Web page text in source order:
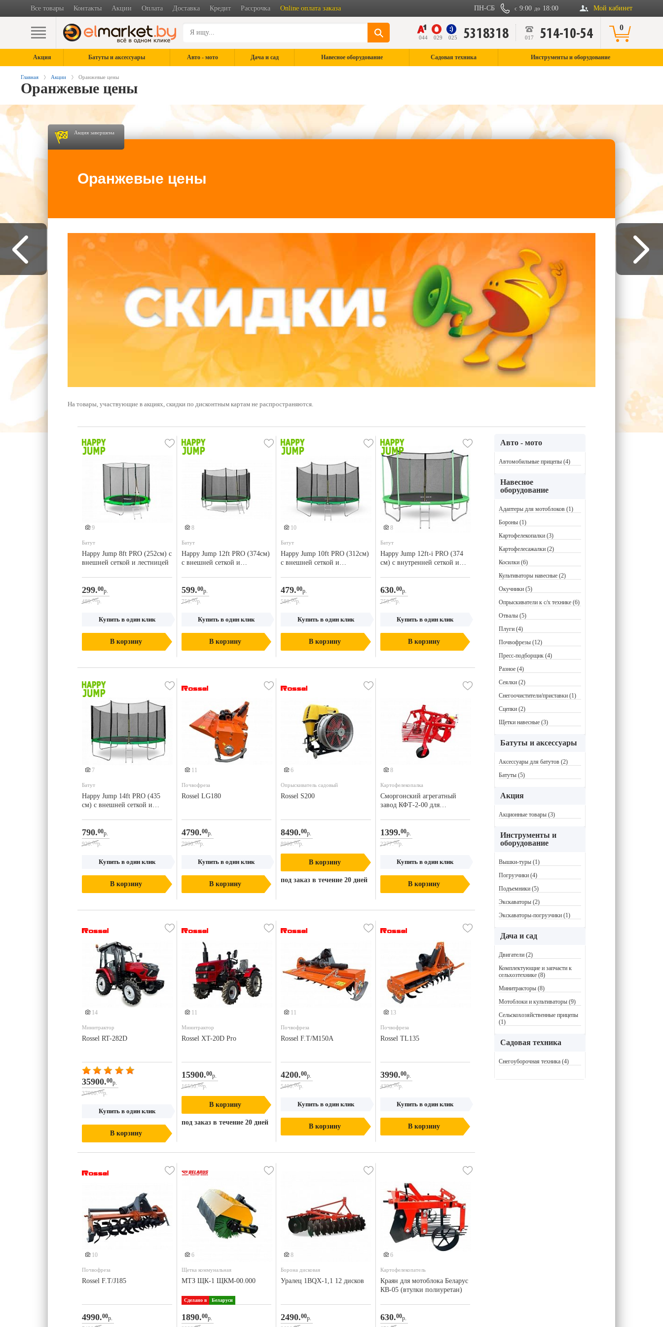
Все товары Контакты Акции Оплата Доставка Кредит Рассрочка Online оплата заказа Мой кабинет
с 9:00 до 18:00
ПН-СБ
044 029 025 5318318 017 514-10-54 0
Акция Батуты и аксессуары Авто - мото Дача и сад Навесное оборудование Садовая техника Инструменты и оборудование
Главная Акции Оранжевые цены
Оранжевые цены
Акция завершена
Оранжевые цены
На товары, участвующие в акциях, скидки по дисконтным картам не распространяются.
9
Батут
Happy Jump 8ft PRO (252см) с
внешней сеткой и лестницей
299.00р.
489.00р.
Купить в один клик
В корзину
8
Батут
Happy Jump 12ft PRO (374см)
с внешней сеткой и
599.00р.
750.00р.
Купить в один клик
В корзину
10
Еще 1 фото
Батут
Happy Jump 10ft PRO (312см)
с внешней сеткой и
479.00р.
580.00р.
Купить в один клик
В корзину
8
Батут
Happy Jump 12ft-i PRO (374
см) с внутренней сеткой и
630.00р.
750.00р.
Купить в один клик
В корзину
7
Батут
Happy Jump 14ft PRO (435
см) с внешней сеткой и
790.00р.
920.00р.
Купить в один клик
В корзину
11
Еще 2 фото
Почвофреза
Rossel LG180
4790.00р.
7990.00р.
Купить в один клик
В корзину
6
Опрыскиватель садовый
Rossel S200
8490.00р.
8900.00р.
В корзину
под заказ в течение 20 дней
8
Картофелекопалка
Сморгонский агрегатный
завод КФТ-2-00 для
1399.00р.
2277.00р.
Купить в один клик
В корзину
14
Еще 5 фото
Минитрактор
Rossel RT-282D
35900.00р.
37900.00р.
Купить в один клик
В корзину
11
Еще 2 фото
Минитрактор
Rossel XT-20D Pro
15900.00р.
16550.88р.
В корзину
под заказ в течение 20 дней
11
Еще 2 фото
Почвофреза
Rossel F.T/M150A
4200.00р.
5400.00р.
Купить в один клик
В корзину
13
Еще 4 фото
Почвофреза
Rossel TL135
3990.00р.
4390.00р.
Купить в один клик
В корзину
10
Еще 1 фото
Почвофреза
Rossel F.T/J185
4990.00р.
6
Щетка коммунальная
МТЗ ЩК-1 ЩКМ-00.000
Сделано в Беларуси
1890.00р.
8
Борона дисковая
Уралец 1BQX-1,1 12 дисков
2490.00р.
6
Картофелекопатель
Краян для мотоблока Беларус
КВ-05 (втулки полиуретан)
630.00р.
Авто - мото
Автомобильные прицепы (4)
Навесное
оборудование
Адаптеры для мотоблоков (1)
Бороны (1)
Картофелекопалки (3)
Картофелесажалки (2)
Косилки (6)
Культиваторы навесные (2)
Окучники (5)
Опрыскиватели к с/х технике (6)
Отвалы (5)
Плуги (4)
Почвофрезы (12)
Пресс-подборщик (4)
Разное (4)
Сеялки (2)
Снегоочистители/приставки (1)
Сцепки (2)
Щетки навесные (3)
Батуты и аксессуары
Аксессуары для батутов (2)
Батуты (5)
Акция
Акционные товары (3)
Инструменты и
оборудование
Вышки-туры (1)
Погрузчики (4)
Подъемники (5)
Экскаваторы (2)
Экскаваторы-погрузчики (1)
Дача и сад
Двигатели (2)
Комплектующие и запчасти к
сельхозтехнике (8)
Минитракторы (8)
Мотоблоки и культиваторы (9)
Сельскохозяйственные прицепы
(1)
Садовая техника
Снегоуборочная техника (4)